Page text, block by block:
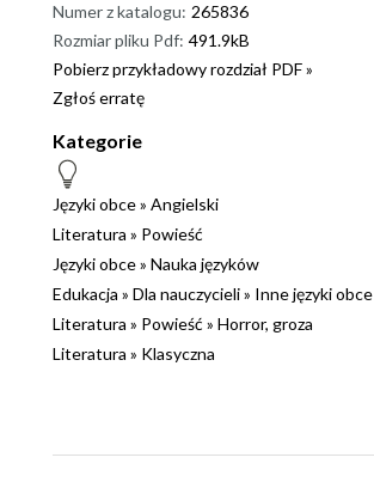
Numer z katalogu: 265836
Rozmiar pliku Pdf: 491.9kB
Pobierz przykładowy rozdział PDF »
Zgłoś erratę
Kategorie
Języki obce» Angielski
Literatura » Powieść
Języki obce» Nauka języków
Edukacja » Dla nauczycieli» Inne języki obce
Literatura » Powieść » Horror, groza
Literatura » Klasyczna